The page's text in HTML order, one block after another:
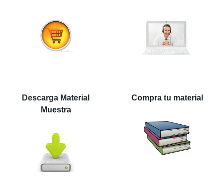
Descarga Material
Muestra
Compra tu material